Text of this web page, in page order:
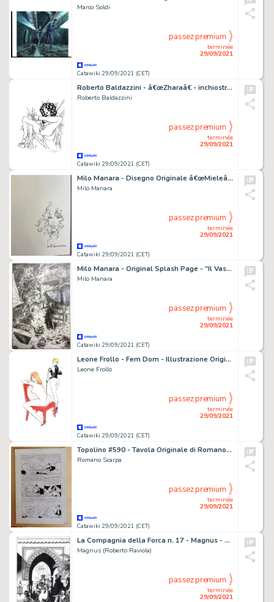
Marco Soldi
Catawiki 29/09/2021 (CET)
terminée
29/09/2021
passez premium
Roberto Baldazzini - â€œZharaâ€ - inchiostro su carta - firmato - Page volante
Roberto Baldazzini
Catawiki 29/09/2021 (CET)
terminée
29/09/2021
passez premium
Milo Manara - Disegno Originale â€œMieleâ€ - Page volante - EO - (2021)
Milo Manara
Catawiki 29/09/2021 (CET)
terminée
29/09/2021
passez premium
Milo Manara - Original Splash Page - "Il Vascello Fantasma" cm 25x35 - Page volante - Exemplaire unique - (1970)
Milo Manara
Catawiki 29/09/2021 (CET)
terminée
29/09/2021
passez premium
Leone Frollo - Fem Dom - Illustrazione Originale Firmata - Page volante - (1988)
Leone Frollo
Catawiki 29/09/2021 (CET)
terminée
29/09/2021
passez premium
Topolino #590 - Tavola Originale di Romano Scarpa "Zio Paperone e la rivale romantica" - Page volante
Romano Scarpa
Catawiki 29/09/2021 (CET)
terminée
29/09/2021
passez premium
La Compagnia della Forca n. 17 - Magnus - Tavola Originale "I Due Genii Siamesi" Full Page - Page volante - Exemplaire unique - (1978)
Magnus (Roberto Raviola)
terminée
29/09/2021
passez premium